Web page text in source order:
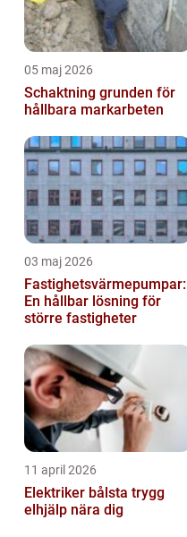
05 maj 2026
Schaktning grunden för
hållbara markarbeten
03 maj 2026
Fastighetsvärmepumpar:
En hållbar lösning för
större fastigheter
11 april 2026
Elektriker bålsta trygg
elhjälp nära dig